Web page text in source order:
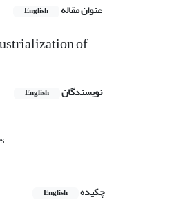
عنوان مقاله English
of
نویسندگان English
چکیده
English